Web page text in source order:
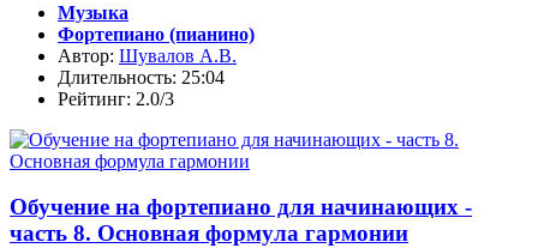
Музыка
Фортепиано (пианино)
Автор: Шувалов А.В.
Длительность: 25:04
Рейтинг: 2.0/3
Обучение на фортепиано для начинающих -
часть 8. Основная формула гармонии